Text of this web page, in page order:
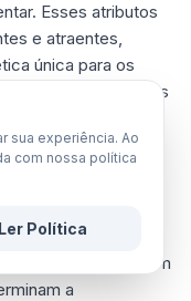
Esses atributos
e atraentes,
única para os
padrões nos peixes
complexa de
nas
Os peixes herdam
a
sua experiência. Ao
com nossa política
Ler Política